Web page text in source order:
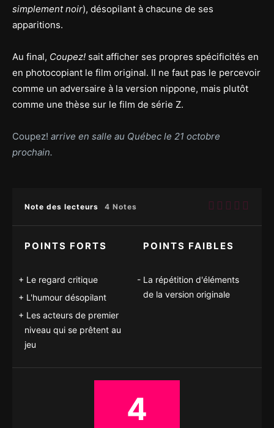
simplement noir), désopilant à chacune de ses
apparitions.
Au final, Coupez! sait afficher ses propres spécificités en
en photocopiant le film original. Il ne faut pas le percevoir
comme un adversaire à la version nippone, mais plutôt
comme une thèse sur le film de série Z.
Coupez! arrive en salle au Québec le 21 octobre
prochain.
Note des lecteurs 4 Notes
POINTS FORTS
Le regard critique
L'humour désopilant
Les acteurs de premier
niveau qui se prêtent au
jeu
POINTS FAIBLES
La répétition d'éléments
de la version originale
4